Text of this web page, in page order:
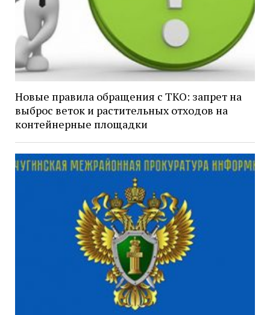
Новые правила обращения с ТКО: запрет на
выброс веток и растительных отходов на
контейнерные площадки